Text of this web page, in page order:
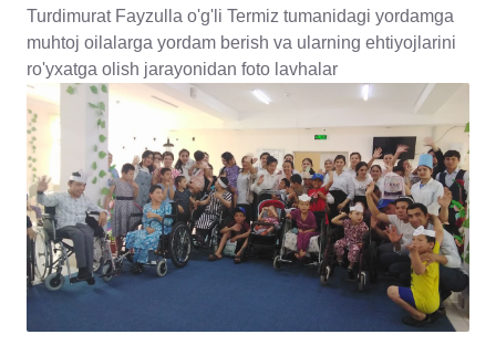
Turdimurat Fayzulla o'g'li Termiz tumanidagi yordamga
muhtoj oilalarga yordam berish va ularning ehtiyojlarini
ro'yxatga olish jarayonidan foto lavhalar